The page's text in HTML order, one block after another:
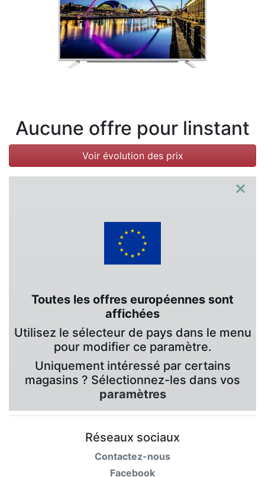
Aucune offre pour linstant
Voir évolution des prix
×
Toutes les offres européennes sont
affichées
Utilisez le sélecteur de pays dans le menu
pour modifier ce paramètre.
Uniquement intéressé par certains
magasins ? Sélectionnez-les dans vos
paramètres
Réseaux sociaux
Contactez-nous
Facebook